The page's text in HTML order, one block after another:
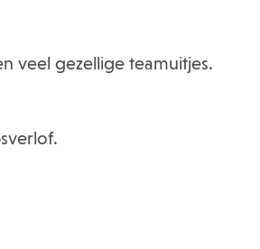
veel gezellige teamuitjes.